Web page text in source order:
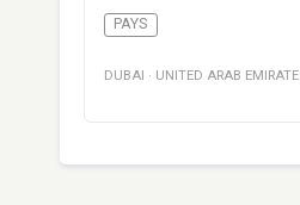
PAYS
DUBAI · UNITED ARAB